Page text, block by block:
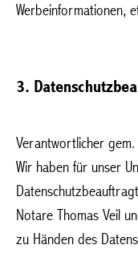
Werbeinformationen,
3.
Verantwortlicher
Wir haben für unser
Notare Thomas Veil
zu Händen des